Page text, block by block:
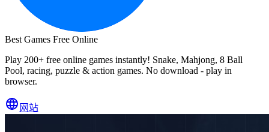
Best Games Free Online
Play 200+ free online games instantly! Snake, Mahjong, 8 Ball
Pool, racing, puzzle & action games. No download - play in
browser.
网站